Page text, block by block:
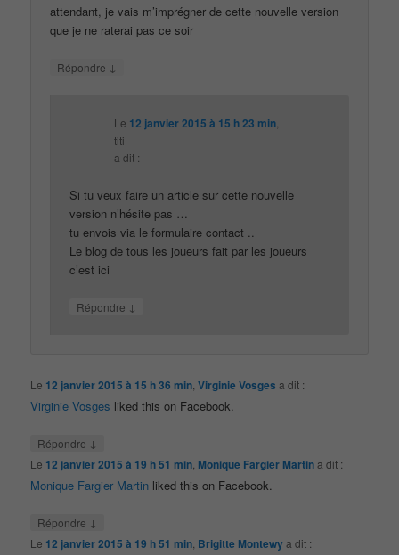
attendant, je vais m’imprégner de cette nouvelle version
que je ne raterai pas ce soir
Répondre ↓
Le 12 janvier 2015 à 15 h 23 min
titi
a dit :
Si tu veux faire un article sur cette nouvelle
version n’hésite pas …
tu envois via le formulaire contact ..
Le blog de tous les joueurs fait par les joueurs
c’est ici
Répondre ↓
Le 12 janvier 2015 à 15 h 36 min ,Virginie Vosges a dit :
Virginie Vosges liked this on Facebook.
Répondre ↓
Le 12 janvier 2015 à 19 h 51 min Monique Fargier Martina dit :
Monique Fargier Martin liked this on Facebook.
Répondre ↓
Le 12 janvier 2015 à 19 h 51 min Brigitte Montewya dit :